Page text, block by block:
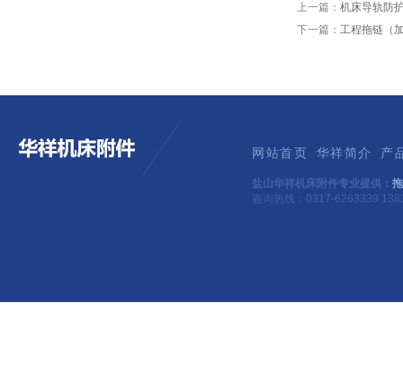
上一篇： 机床导轨防
下一篇： 工程拖链（
网站首页 华祥简介 产
盐山华祥机床附件专业提供：
咨询热线：0317-6263339